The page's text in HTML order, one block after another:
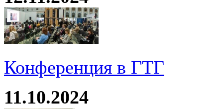
Конференция в ГТГ
11.10.2024